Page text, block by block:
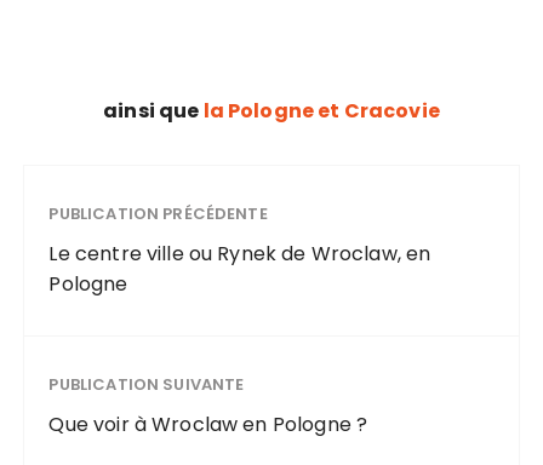
ainsi que la Pologne et Cracovie
PUBLICATION PRÉCÉDENTE
Le centre ville ou Rynek de Wroclaw, en
Pologne
PUBLICATION SUIVANTE
Que voir à Wroclaw en Pologne ?